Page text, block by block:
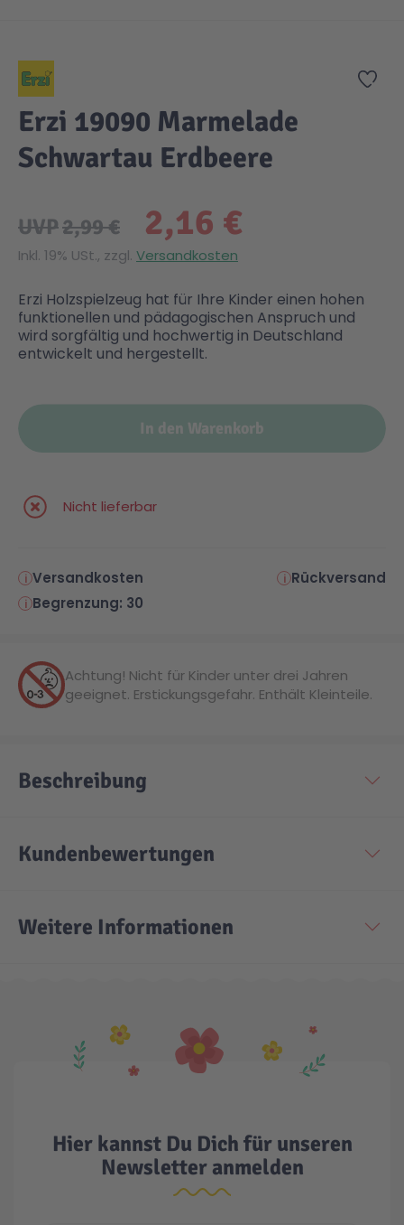
Zur
Erzi 19090 Marmelade
Schwartau Erdbeere
2,16 €
UVP2,99 €
Inkl. 19% USt., zzgl. Versandkosten
Erzi Holzspielzeug hat für Ihre Kinder einen hohen
funktionellen und pädagogischen Anspruch und
wird sorgfältig und hochwertig in Deutschland
entwickelt und hergestellt.
In den Warenkorb
Nicht lieferbar
Versandkosten
Rückversand
Begrenzung: 30
Achtung! Nicht für Kinder unter drei Jahren
geeignet. Erstickungsgefahr. Enthält Kleinteile.
Beschreibung
Kundenbewertungen
Weitere Informationen
Hier kannst Du Dich für unseren
Newsletter anmelden